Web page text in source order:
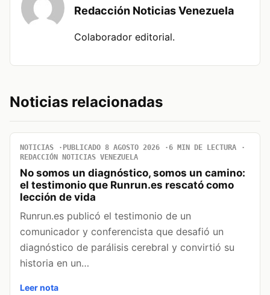
Redacción Noticias Venezuela
Colaborador editorial.
Noticias relacionadas
NOTICIAS PUBLICADO 8 AGOSTO 2026
6 MIN DE LECTURA
REDACCIÓN NOTICIAS VENEZUELA
No somos un diagnóstico, somos un camino:
el testimonio que Runrun.es rescató como
lección de vida
Runrun.es publicó el testimonio de un
comunicador y conferencista que desafió un
diagnóstico de parálisis cerebral y convirtió su
historia en un…
Leer nota